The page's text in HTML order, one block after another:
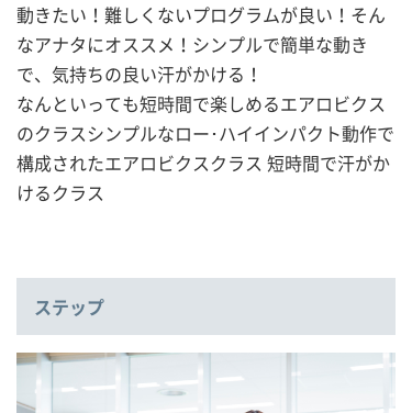
動きたい！難しくないプログラムが良い！そん
なアナタにオススメ！シンプルで簡単な動き
で、気持ちの良い汗がかける！
なんといっても短時間で楽しめるエアロビクス
のクラスシンプルなロー･ハイインパクト動作で
構成されたエアロビクスクラス 短時間で汗がか
けるクラス
ステップ